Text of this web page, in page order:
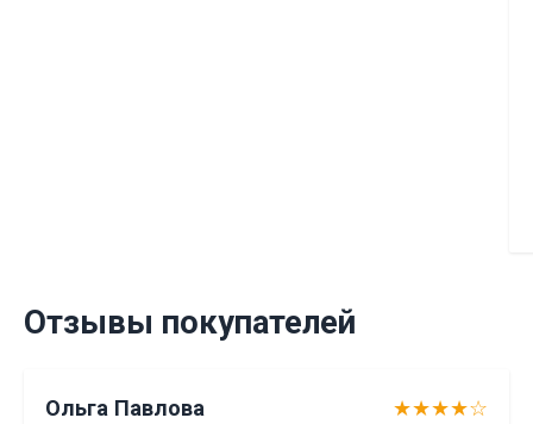
Отзывы покупателей
Ольга Павлова
★★★★☆